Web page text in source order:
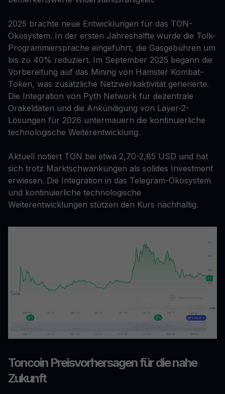
2025 brachte neue Entwicklungen für das TON-
Ökosystem. In der ersten Jahreshälfte wurde die Tolk-
Programmiersprache eingeführt, die Gasgebühren um
bis zu 40% reduziert. Im September 2025 begann die
Vorbereitung auf das Mining von Hamster Kombat-
Token, was zusätzliche Netzwerkaktivität generierte.
Die Integration von Pyth Network für dezentrale
Orakeldaten und die Ankündigung von Layer-2-
Lösungen für 2026 untermauern die kontinuierliche
technologische Weiterentwicklung.
Aktuell notiert TON bei etwa 2,70-2,85 USD und hat
sich trotz Marktschwankungen als solides Investment
erwiesen. Die Integration in das Telegram-Ökosystem
und kontinuierliche technologische
Weiterentwicklungen stützen den Kurs nachhaltig.
Toncoin Preisvorhersagen für die nahe
Zukunft